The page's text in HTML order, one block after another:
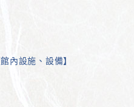
館內設施、設備】